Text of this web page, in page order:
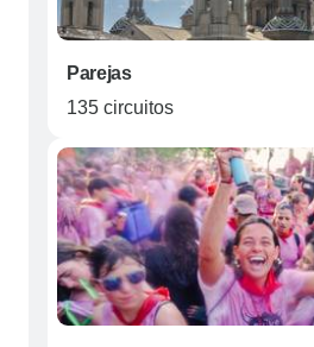
Parejas
135 circuitos